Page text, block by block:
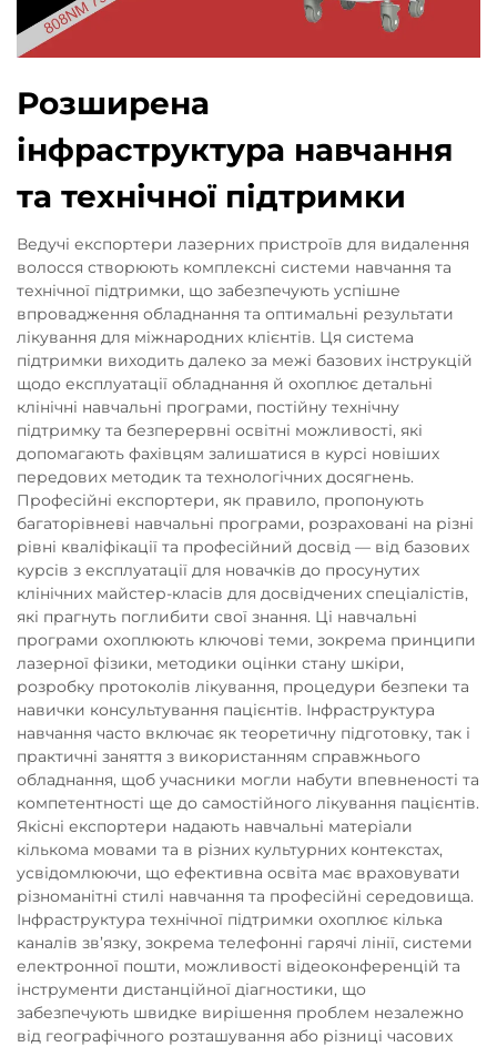
Розширена
інфраструктура навчання
та технічної підтримки
Ведучі експортери лазерних пристроїв для видалення
волосся створюють комплексні системи навчання та
технічної підтримки, що забезпечують успішне
впровадження обладнання та оптимальні результати
лікування для міжнародних клієнтів. Ця система
підтримки виходить далеко за межі базових інструкцій
щодо експлуатації обладнання й охоплює детальні
клінічні навчальні програми, постійну технічну
підтримку та безперервні освітні можливості, які
допомагають фахівцям залишатися в курсі новіших
передових методик та технологічних досягнень.
Професійні експортери, як правило, пропонують
багаторівневі навчальні програми, розраховані на різні
рівні кваліфікації та професійний досвід — від базових
курсів з експлуатації для новачків до просунутих
клінічних майстер-класів для досвідчених спеціалістів,
які прагнуть поглибити свої знання. Ці навчальні
програми охоплюють ключові теми, зокрема принципи
лазерної фізики, методики оцінки стану шкіри,
розробку протоколів лікування, процедури безпеки та
навички консультування пацієнтів. Інфраструктура
навчання часто включає як теоретичну підготовку, так і
практичні заняття з використанням справжнього
обладнання, щоб учасники могли набути впевненості та
компетентності ще до самостійного лікування пацієнтів.
Якісні експортери надають навчальні матеріали
кількома мовами та в різних культурних контекстах,
усвідомлюючи, що ефективна освіта має враховувати
різноманітні стилі навчання та професійні середовища.
Інфраструктура технічної підтримки охоплює кілька
каналів зв’язку, зокрема телефонні гарячі лінії, системи
електронної пошти, можливості відеоконференцій та
інструменти дистанційної діагностики, що
забезпечують швидке вирішення проблем незалежно
від географічного розташування або різниці часових